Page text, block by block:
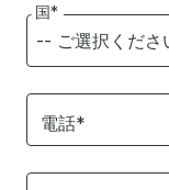
国*
電話*